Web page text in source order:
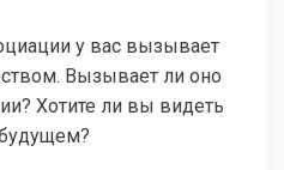
у вас вызывает
Вызывает ли оно
Хотите ли вы видеть